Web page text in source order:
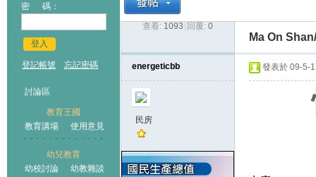
密 碼：
登入
登記帳號 忘記密碼
討論區
教育王國
教育講場
使用意見
幼兒教育
幼校討論
幼教雜談 王國
›
查看: 1093 回覆: 0
Ma On
energeticbb
民房
發表於 09-5-